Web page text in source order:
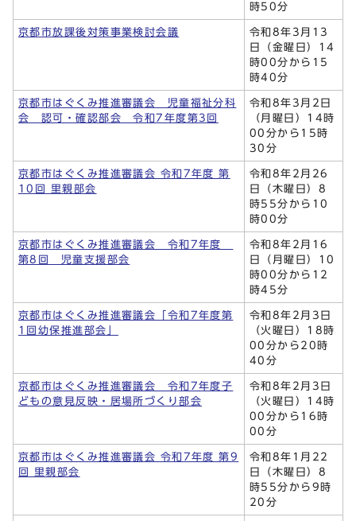
時50分
京都市放課後対策事業検討会議
令和8年3月13
日（金曜日）14
時00分から15
時40分
京都市はぐくみ推進審議会 児童福祉分科
会 認可・確認部会 令和7年度第3回
令和8年3月2日
（月曜日）14時
00分から15時
30分
京都市はぐくみ推進審議会 令和7年度 第
10回 里親部会
令和8年2月26
日（木曜日）8
時55分から10
時00分
京都市はぐくみ推進審議会 令和7年度
第8回 児童支援部会
令和8年2月16
日（月曜日）10
時00分から12
時45分
京都市はぐくみ推進審議会「令和7年度第
1回幼保推進部会」
令和8年2月3日
（火曜日）18時
00分から20時
40分
京都市はぐくみ推進審議会 令和7年度子
どもの意見反映・居場所づくり部会
令和8年2月3日
（火曜日）14時
00分から16時
00分
京都市はぐくみ推進審議会 令和7年度 第9
回 里親部会
令和8年1月22
日（木曜日）8
時55分から9時
20分